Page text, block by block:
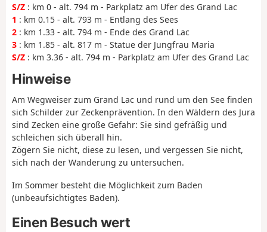
S/Z : km 0 - alt. 794 m - Parkplatz am Ufer des Grand Lac
1 : km 0.15 - alt. 793 m - Entlang des Sees
2 : km 1.33 - alt. 794 m - Ende des Grand Lac
3 : km 1.85 - alt. 817 m - Statue der Jungfrau Maria
S/Z : km 3.36 - alt. 794 m - Parkplatz am Ufer des Grand Lac
Hinweise
Am Wegweiser zum Grand Lac und rund um den See finden
sich Schilder zur Zeckenprävention. In den Wäldern des Jura
sind Zecken eine große Gefahr: Sie sind gefräßig und
schleichen sich überall hin.
Zögern Sie nicht, diese zu lesen, und vergessen Sie nicht,
sich nach der Wanderung zu untersuchen.
Im Sommer besteht die Möglichkeit zum Baden
(unbeaufsichtigtes Baden).
Einen Besuch wert